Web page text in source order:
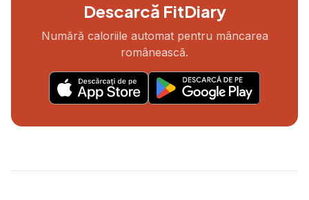
Descarcă FitDiary
Numără caloriile automat pentru mâncarea
românească.